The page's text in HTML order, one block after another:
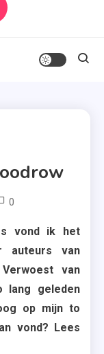
0
Fontein
,
Jeugdthriller
,
Margje
Woodrow
vond ik het
auteurs van
van
lang geleden
op mijn to
vond? Lees